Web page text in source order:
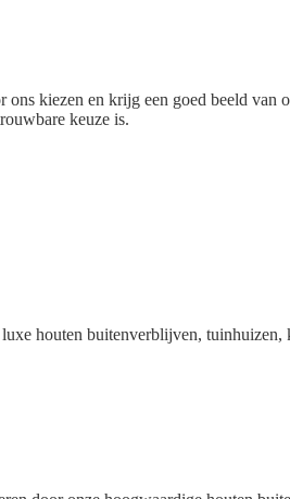
kiezen en krijg een goed beeld
keuze is.
houten buitenverblijven,